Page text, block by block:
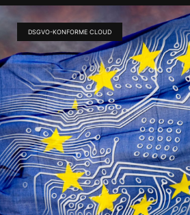
DSGVO-KONFORME CLOUD